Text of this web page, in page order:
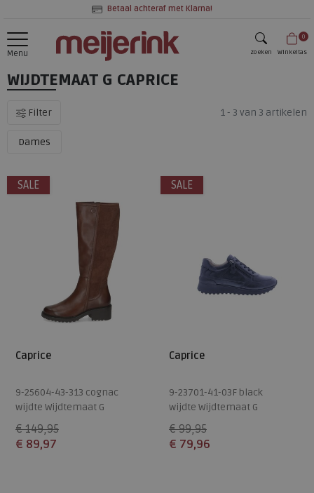
Betaal achteraf met Klarna!
Menu zoeken
0
Winkeltas
WIJDTEMAAT G CAPRICE
Filter 1 - 3 van 3 artikelen
Dames
SALE
Caprice
9-25604-43-313 cognac
wijdte Wijdtemaat G
€ 149,95
€ 89,97
SALE
Caprice
9-23701-41-03F black
wijdte Wijdtemaat G
€ 99,95
€ 79,96